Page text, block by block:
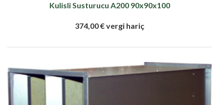
Kulisli Susturucu A200 90x90x100
374,00 € vergi hariç